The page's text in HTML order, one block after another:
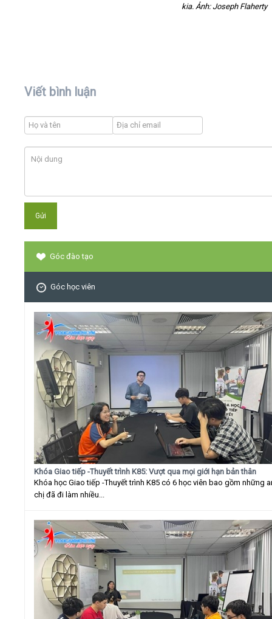
kia.Ảnh: Joseph Flaherty
Viết bình luận
Góc đào tạo
Góc học viên
Khóa Giao tiếp -Thuyết trình K85: Vượt qua mọi giới hạn bản thân
Khóa học Giao tiếp -Thuyết trình K85 có 6 học viên bao gồm những
chị đã đi làm nhiều...